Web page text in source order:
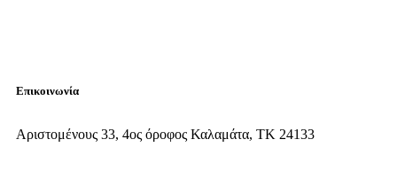
Επικοινωνία
Αριστομένους 33, 4ος όροφος Καλαμάτα, ΤΚ 24133